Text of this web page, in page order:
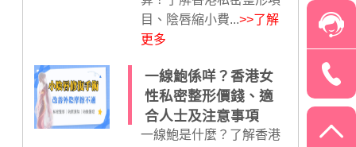
目、陰唇縮小費...>>了解
更多
一線鮑係咩？香港女
性私密整形價錢、適
合人士及注意事項
一線鮑是什麼？了解香港